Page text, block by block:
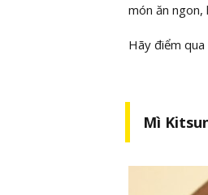
món ăn
Hãy điểm
Mì